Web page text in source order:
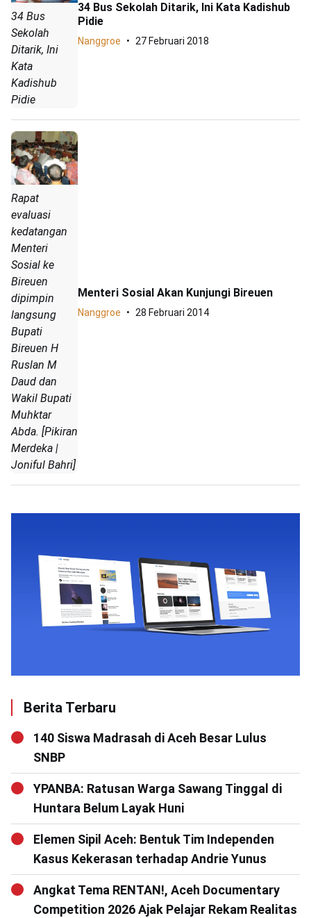
34 Bus
Sekolah
Ditarik, Ini
Kata
Kadishub
Pidie
34 Bus Sekolah Ditarik, Ini Kata Kadishub
Pidie
Nanggroe 27 Februari 2018
Rapat
evaluasi
kedatangan
Menteri
Sosial ke
Bireuen
dipimpin
langsung
Bupati
Bireuen H
Ruslan M
Daud dan
Wakil Bupati
Muhktar
Abda. [Pikiran
Merdeka |
Joniful Bahri]
Menteri Sosial Akan Kunjungi Bireuen
Nanggroe 28 Februari 2014
Berita Terbaru
140 Siswa Madrasah di Aceh Besar Lulus
SNBP
YPANBA: Ratusan Warga Sawang Tinggal di
Huntara Belum Layak Huni
Elemen Sipil Aceh: Bentuk Tim Independen
Kasus Kekerasan terhadap Andrie Yunus
Angkat Tema RENTAN!, Aceh Documentary
Competition 2026 Ajak Pelajar Rekam Realitas